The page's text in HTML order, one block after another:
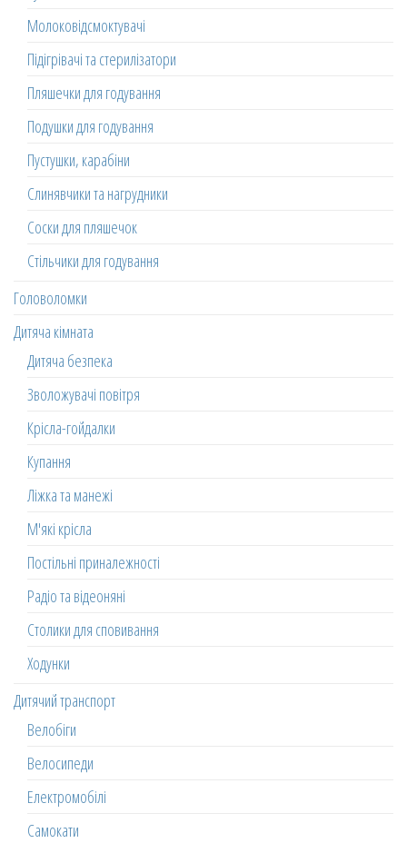
Молоковідсмоктувачі
Підігрівачі та стерилізатори
Пляшечки для годування
Подушки для годування
Пустушки, карабіни
Слинявчики та нагрудники
Соски для пляшечок
Стільчики для годування
Головоломки
Дитяча кімната
Дитяча безпека
Зволожувачі повітря
Крісла-гойдалки
Купання
Ліжка та манежі
М'які крісла
Постільні приналежності
Радіо та відеоняні
Столики для сповивання
Ходунки
Дитячий транспорт
Велобіги
Велосипеди
Електромобілі
Самокати